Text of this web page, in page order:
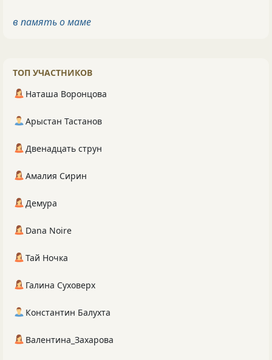
в память о маме
ТОП УЧАСТНИКОВ
Наташа Воронцова
Арыстан Тастанов
Двенадцать струн
Амалия Сирин
Демура
Dana Noire
Тай Ночка
Галина Суховерх
Константин Балухта
Валентина_Захарова